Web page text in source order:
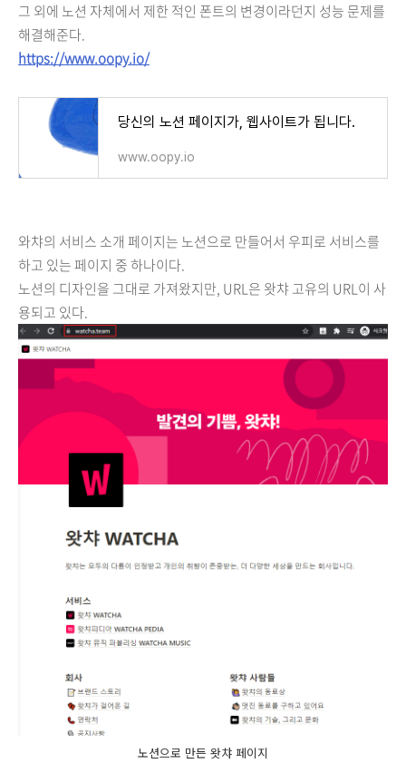
그 외에 노션 자체에서 제한 적인 폰트의 변경이라던지 성능 문제를
해결해준다.
https://www.oopy.io/
당신의 노션 페이지가, 웹사이트가 됩니다.
www.oopy.io
와챠의 서비스 소개 페이지는 노션으로 만들어서 우피로 서비스를
하고 있는 페이지 중 하나이다.
노션의 디자인을 그대로 가져왔지만, URL은 왓챠 고유의 URL이 사
용되고 있다.
노션으로 만든 왓챠 페이지